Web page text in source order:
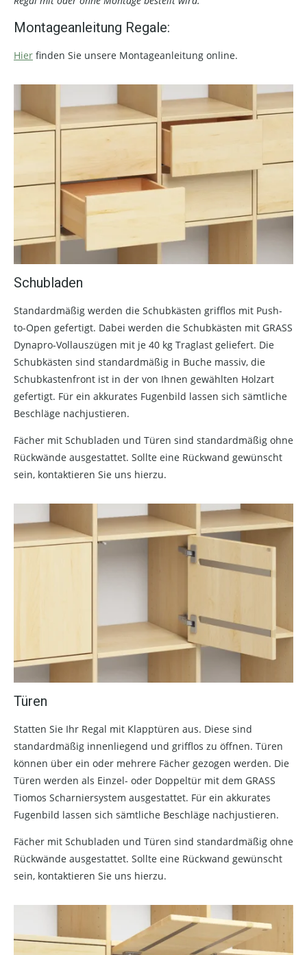
Montageanleitung Regale:
Hier finden Sie unsere Montageanleitung online.
Schubladen
Standardmäßig werden die Schubkästen grifflos mit Push-
to-Open gefertigt. Dabei werden die Schubkästen mit GRASS
Dynapro-Vollauszügen mit je 40 kg Traglast geliefert. Die
Schubkästen sind standardmäßig in Buche massiv, die
Schubkastenfront ist in der von Ihnen gewählten Holzart
gefertigt. Für ein akkurates Fugenbild lassen sich sämtliche
Beschläge nachjustieren.
Fächer mit Schubladen und Türen sind standardmäßig ohne
Rückwände ausgestattet. Sollte eine Rückwand gewünscht
sein, kontaktieren Sie uns hierzu.
Türen
Statten Sie Ihr Regal mit Klapptüren aus. Diese sind
standardmäßig innenliegend und grifflos zu öffnen. Türen
können über ein oder mehrere Fächer gezogen werden. Die
Türen werden als Einzel- oder Doppeltür mit dem GRASS
Tiomos Scharniersystem ausgestattet. Für ein akkurates
Fugenbild lassen sich sämtliche Beschläge nachjustieren.
Fächer mit Schubladen und Türen sind standardmäßig ohne
Rückwände ausgestattet. Sollte eine Rückwand gewünscht
sein, kontaktieren Sie uns hierzu.